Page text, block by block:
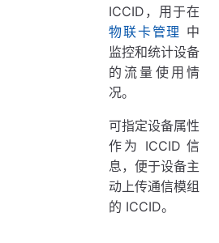
ICCID，用于在
物联卡管理 中
监控和统计设备
的流量使用情
况。
可指定设备属性
作为 ICCID 信
息，便于设备主
动上传通信模组
的 ICCID。